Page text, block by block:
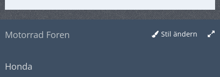
Stil ändern
Motorrad Foren
Honda